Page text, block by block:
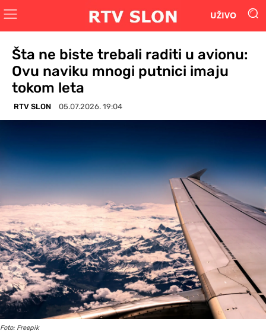
UŽIVO
Šta ne biste trebali raditi u avionu:
Ovu naviku mnogi putnici imaju
tokom leta
RTV SLON 05.07.2026. 19:04
Foto: Freepik